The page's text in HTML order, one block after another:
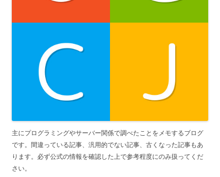
主にプログラミングやサーバー関係で調べたことをメモするブログ
です。間違っている記事、汎用的でない記事、古くなった記事もあ
ります。必ず公式の情報を確認した上で参考程度にのみ扱ってくだ
さい。